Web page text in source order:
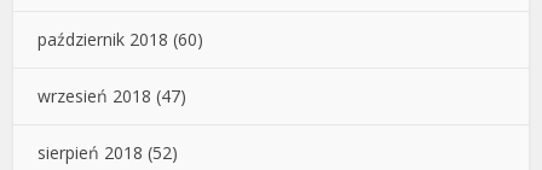
październik 2018 (60)
wrzesień 2018 (47)
sierpień 2018 (52)